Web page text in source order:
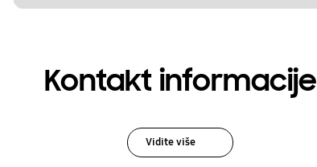
Kontakt informacije
Vidite više